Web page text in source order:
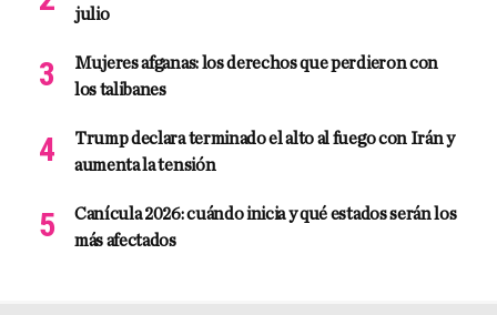
julio
Mujeres afganas: los derechos que perdieron con
los talibanes
Trump declara terminado el alto al fuego con Irán y
aumenta la tensión
Canícula 2026: cuándo inicia y qué estados serán los
más afectados